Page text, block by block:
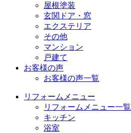
屋根塗装
玄関ドア・窓
エクステリア
その他
マンション
戸建て
お客様の声
お客様の声一覧
リフォームメニュー
リフォームメニュー一覧
キッチン
浴室